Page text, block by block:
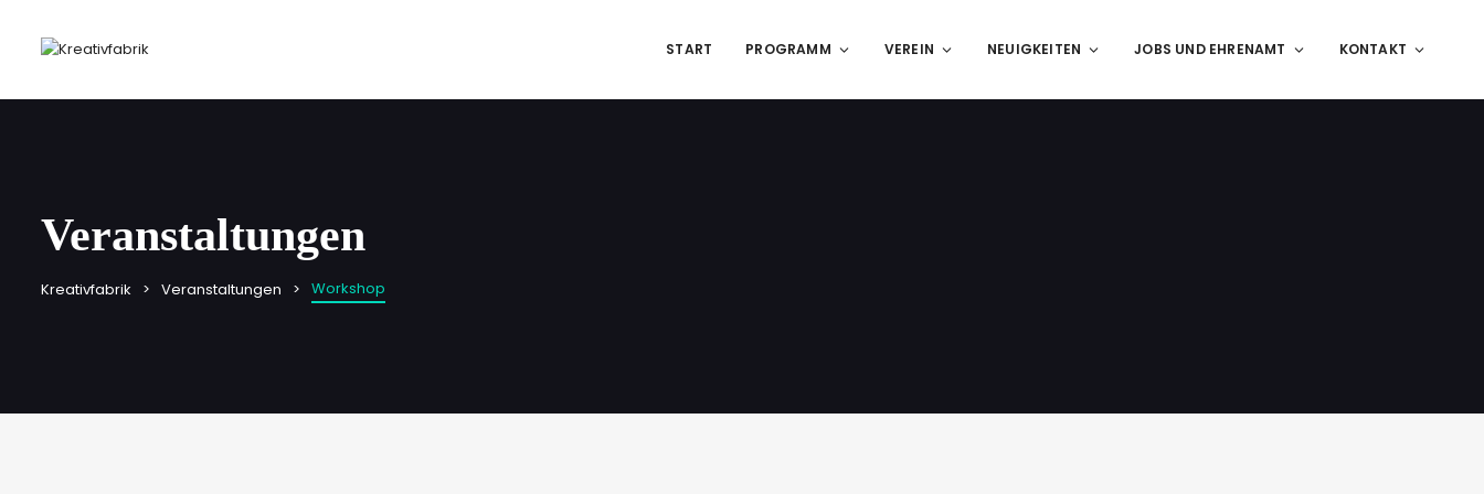
START PROGRAMM VEREIN NEUIGKEITEN JOBS UND EHRENAMT KONTAKT
Veranstaltungen
Kreativfabrik Veranstaltungen Workshop